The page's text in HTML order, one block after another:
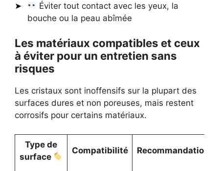
Éviter tout contact avec les yeux, la
bouche ou la peau abîmée
Les matériaux compatibles et ceux
à éviter pour un entretien sans
risques
Les cristaux sont inoffensifs sur la plupart des
surfaces dures et non poreuses, mais restent
corrosifs pour certains matériaux.
Type de
surface
Compatibilité Recommandations